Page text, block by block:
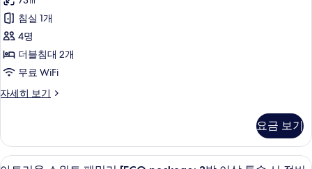
주
2
회]
사
모
보
기
주
2
회]
자
세
히
보
기
숙
시
정
비
1
회,
이
상
박
이
상
투
시
정
비
7
이
어
패
밀
리
[ECO
package:
박
이
침실 1개
4명
더블침대 2개
무료 WiFi
자세히 보기
프
패
밀
요금 보기
아
고급 침구, 객실 내 금고, 책상, 암막 커튼